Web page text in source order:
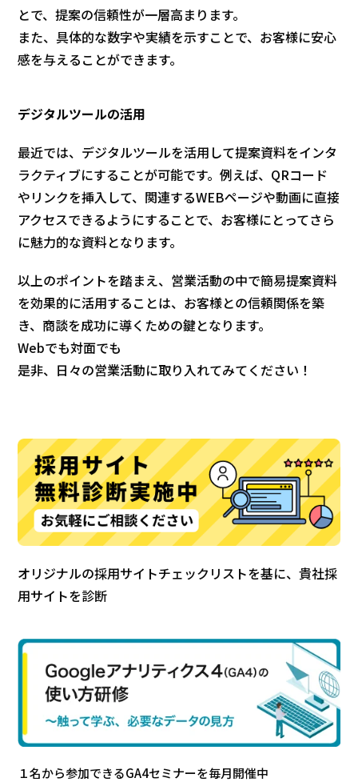
とで、提案の信頼性が一層高まります。
また、具体的な数字や実績を示すことで、お客様に安心
感を与えることができます。
デジタルツールの活用
最近では、デジタルツールを活用して提案資料をインタ
ラクティブにすることが可能です。例えば、QRコード
やリンクを挿入して、関連するWEBページや動画に直接
アクセスできるようにすることで、お客様にとってさら
に魅力的な資料となります。
以上のポイントを踏まえ、営業活動の中で簡易提案資料
を効果的に活用することは、お客様との信頼関係を築
き、商談を成功に導くための鍵となります。
Webでも対面でも
是非、日々の営業活動に取り入れてみてください！
オリジナルの採用サイトチェックリストを基に、貴社採
用サイトを診断
１名から参加できるGA4セミナーを毎月開催中